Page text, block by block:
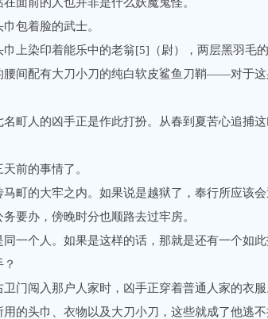
包着脸的武士。
染印着能乐中的老翁[5]（尉），两层黑羽毛
腰间配有大刀小刀的纯白软皮鲨鱼刀鞘——对于
人的凶手正是作此打扮。从春到夏苦心追捕这
前的事情了。
的大牢之内。如果说是越狱了，奉行所应该会
要办，傍晚时分也顺路去过牢房。
个人。如果是这样的话，那就是还有一个如此
闯入那户人家时，凶手正穿着普通人家的衣服
的头巾、衣物以及大刀小刀，这些就成了他逃不